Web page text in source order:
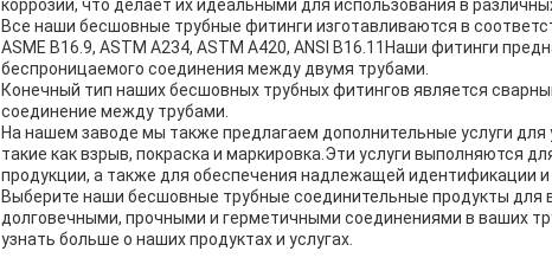
коррозии, что делает их идеальными для использования в
Все наши бесшовные трубные фитинги изготавливаются в
ASME B16.9, ASTM A234, ASTM A420, ANSI B16.11Наши фитинги
беспроницаемого соединения между двумя трубами.
Конечный тип наших бесшовных трубных фитингов является
соединение между трубами.
На нашем заводе мы также предлагаем дополнительные услуги
такие как взрыв, покраска и маркировка.Эти услуги выполняются
продукции, а также для обеспечения надлежащей идентификации и
Выберите наши бесшовные трубные соединительные продукты
долговечными, прочными и герметичными соединениями в ваших
узнать больше о наших продуктах и услугах.